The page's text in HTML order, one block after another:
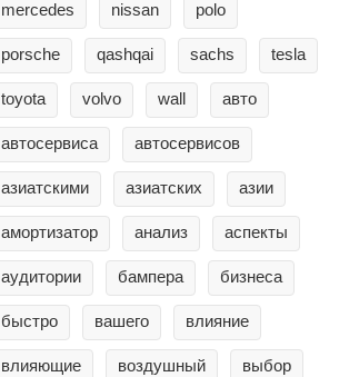
mercedes nissan polo
porsche qashqai sachs tesla
toyota volvo wall авто
автосервиса автосервисов
азиатскими азиатских азии
амортизатор анализ аспекты
аудитории бампера бизнеса
быстро вашего влияние
влияющие воздушный выбор